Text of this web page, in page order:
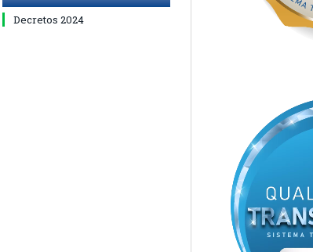
Decretos 2024